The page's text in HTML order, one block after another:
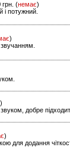
грн. (немає)
і потужний.
)
)
добре
)
для додання